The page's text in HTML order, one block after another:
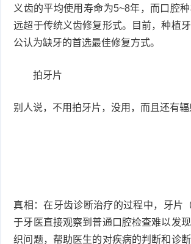
义齿的平均使用寿命为5~8年，而口腔
远超于传统义齿修复形式。目前，种植
公认为缺牙的首选最佳修复方式。
拍牙片
别人说，不用拍牙片，没用，而且还有辐
真相：在牙齿诊断治疗的过程中，牙片
于牙医直接观察到普通口腔检查难以发
织问题，帮助医生的对疾病的判断和诊